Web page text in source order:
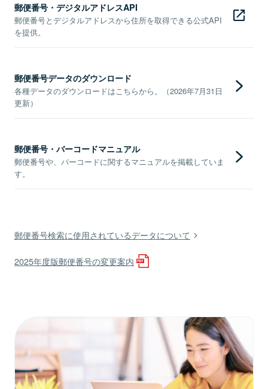
郵便番号・デジタルアドレスAPI
郵便番号とデジタルアドレスから住所を取得できる公式API
を提供。
郵便番号データのダウンロード
各種データのダウンロードはこちらから。（2026年7月31日
更新）
郵便番号・バーコードマニュアル
郵便番号や、バーコードに関するマニュアルを掲載していま
す。
郵便番号検索に使用されているデータについて
2025年度版郵便番号の変更案内